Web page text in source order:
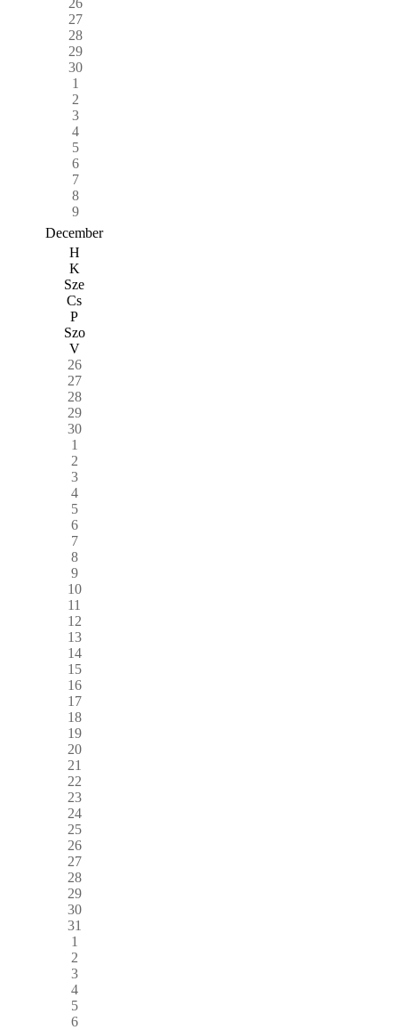
27
28
29
30
1
2
3
4
5
6
7
8
9
December
H
K
Sze
Cs
P
Szo
V
26
27
28
29
30
1
2
3
4
5
6
7
8
9
10
11
12
13
14
15
16
17
18
19
20
21
22
23
24
25
26
27
28
29
30
31
1
2
3
4
5
6